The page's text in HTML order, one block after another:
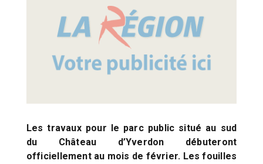
Les travaux pour le parc public situé au sud
du Château d’Yverdon débuteront
officiellement au mois de février. Les fouilles